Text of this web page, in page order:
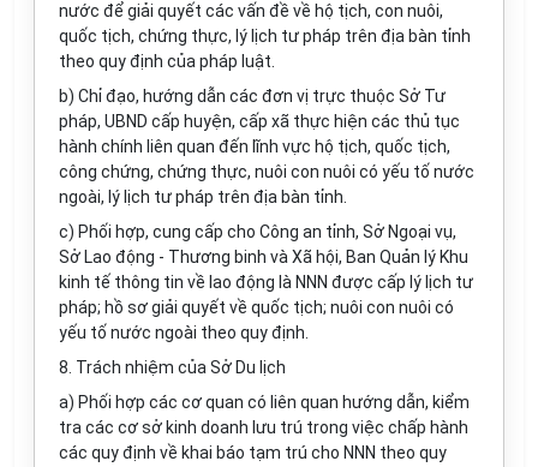
nước đểgiải quyết các vấn đề về hộ tịch, con nuôi,
quốc tịch, chứng thực, lý lịch tư pháp trên địa bàn tỉnh
theo quy định của pháp luật.
b) Chỉ đạo, hướng dẫn các đơn vị trực thuộc Sở Tư
pháp, UBND cấp huyện, cấp xã thực hiện các thủ tục
hành chính liên quan đến lĩnh vực hộ tịch, quốc tịch,
công chứng, chứng thực, nuôi con nuôi có yếu tố nước
ngoài, lý lịch tư pháp trên địa bàn tỉnh.
c) Phối hợp, cung cấp cho Công an tỉnh, Sở Ngoại vụ,
Sở Lao động - Thương binh và Xã hội, Ban Quản lý Khu
kinh tế thông tin về lao động là NNN được cấp lý lịch tư
pháp; hồ sơ giải quyết về quốc tịch; nuôi con nuôi có
yếu tố nước ngoài theo quy định.
8. Trách nhiệm của Sở Du lịch
a) Phối hợp các cơ quan có liên quan hướng dẫn, kiểm
tra các cơ sở kinh doanh lưu trú trong việc chấp hành
các quyđịnh về khai báo tạm trú cho NNN theo quy